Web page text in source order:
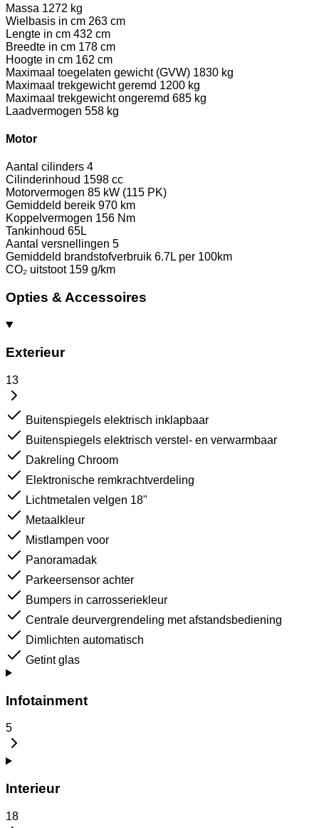
Massa 1272 kg
Wielbasis in cm 263 cm
Lengte in cm 432 cm
Breedte in cm 178 cm
Hoogte in cm 162 cm
Maximaal toegelaten gewicht (GVW) 1830 kg
Maximaal trekgewicht geremd 1200 kg
Maximaal trekgewicht ongeremd 685 kg
Laadvermogen 558 kg
Motor
Aantal cilinders 4
Cilinderinhoud 1598 cc
Motorvermogen 85 kW (115 PK)
Gemiddeld bereik 970 km
Koppelvermogen 156 Nm
Tankinhoud 65L
Aantal versnellingen 5
Gemiddeld brandstofverbruik 6.7L per 100km
CO₂ uitstoot 159 g/km
Opties & Accessoires
Exterieur
13
Buitenspiegels elektrisch inklapbaar
Buitenspiegels elektrisch verstel- en verwarmbaar
Dakreling Chroom
Elektronische remkrachtverdeling
Lichtmetalen velgen 18"
Metaalkleur
Mistlampen voor
Panoramadak
Parkeersensor achter
Bumpers in carrosseriekleur
Centrale deurvergrendeling met afstandsbediening
Dimlichten automatisch
Getint glas
Infotainment
5
Interieur
18